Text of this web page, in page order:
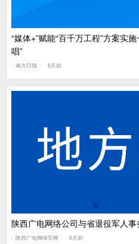
“媒体+”赋能“百千万工程”方案实
唱”
南方日报 6天前
陕西广电网络公司与省退役军人
陕西广电网络官网 6天前